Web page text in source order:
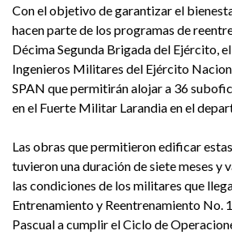
Con el objetivo de garantizar el
hacen parte de los programas de
Décima Segunda Brigada del Ejército,
Ingenieros Militares del Ejército
SPAN que permitirán alojar a 36
en el Fuerte Militar Larandia en el
Las obras que permitieron edificar
tuvieron una duración de siete meses y
las condiciones de los militares que
Entrenamiento y Reentrenamiento No.
Pascual a cumplir el Ciclo de